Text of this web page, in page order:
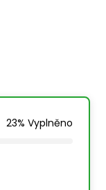
23% Vyplněno